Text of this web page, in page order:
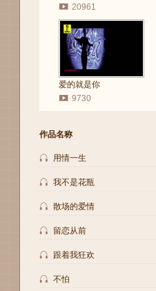
20961
爱的就是你
9730
作品名称
用情一生
我不是花瓶
散场的爱情
留恋从前
跟着我狂欢
不怕